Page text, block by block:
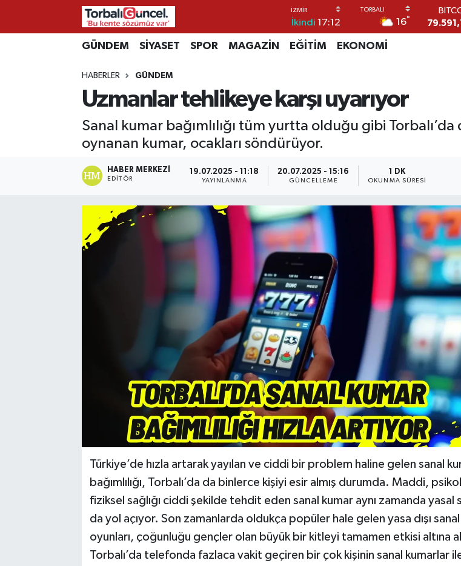
İkindi 17:12 16°
GÜNDEM SİYASET SPOR MAGAZİN EĞİTİM EKONOMİ
HABERLER GÜNDEM
Uzmanlar tehlikeye karşı uyarıyor
Sanal kumar bağımlılığı tüm yurtta olduğu gibi
oynanan kumar, ocakları söndürüyor.
HABER MERKEZI
EDITÖR
19.07.2025 - 11:18
YAYINLANMA
20.07.2025 - 15:16
GÜNCELLEME
1 DK
OKUNMA SÜRESI
Türkiye’de hızla artarak yayılan ve ciddi bir problem haline gelen sanal
bağımlılığı, Torbalı’da da binlerce kişiyi esir almış durumda. Maddi,
fiziksel sağlığı ciddi şekilde tehdit eden sanal kumar aynı zamanda yasal
da yol açıyor. Son zamanlarda oldukça popüler hale gelen yasa dışı
oyunları, çoğunluğu gençler olan büyük bir kitleyi tamamen etkisi altına
Torbalı’da telefonda fazlaca vakit geçiren bir çok kişinin sanal kumarlar
İzmir Nöbetçi Eczaneler
İzmir Hava Durumu
İzmir Namaz Vakitleri
İzmir Trafik Yoğunluk Haritası
Süper Lig Puan Durumu ve Fikstür
Son Dakika Haberleri